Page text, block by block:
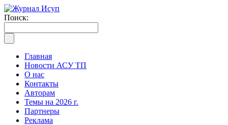
Поиск:
Главная
Новости АСУ ТП
О нас
Контакты
Авторам
Темы на 2026 г.
Партнеры
Реклама